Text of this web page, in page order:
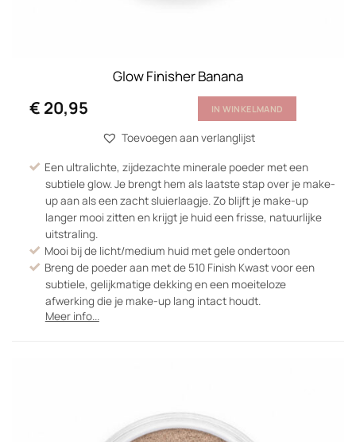
Glow Finisher Banana
€ 20,95 IN WINKELMAND
Toevoegen aan verlanglijst
Een ultralichte, zijdezachte minerale poeder met een
subtiele glow. Je brengt hem als laatste stap over je make-
up aan als een zacht sluierlaagje. Zo blijft je make-up
langer mooi zitten en krijgt je huid een frisse, natuurlijke
uitstraling.
Mooi bij de licht/medium huid met gele ondertoon
Breng de poeder aan met de 510 Finish Kwast voor een
subtiele, gelijkmatige dekking en een moeiteloze
afwerking die je make-up lang intact houdt.
Meer info...